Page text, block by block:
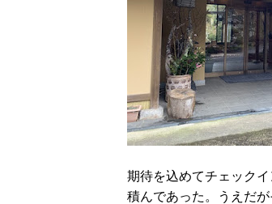
期待を込めてチェック
積んであった。うえだ